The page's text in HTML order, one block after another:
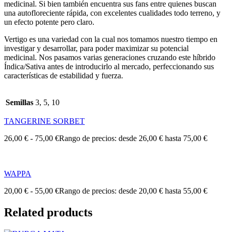
medicinal. Si bien también encuentra sus fans entre quienes buscan
una autofloreciente rápida, con excelentes cualidades todo terreno, y
un efecto potente pero claro.
Vertigo es una variedad con la cual nos tomamos nuestro tiempo en
investigar y desarrollar, para poder maximizar su potencial
medicinal. Nos pasamos varias generaciones cruzando este híbrido
Índica/Sativa antes de introducirlo al mercado, perfeccionando sus
características de estabilidad y fuerza.
Semillas 3, 5, 10
TANGERINE SORBET
26,00 € - 75,00 €Rango de precios: desde 26,00 € hasta 75,00 €
WAPPA
20,00 € - 55,00 €Rango de precios: desde 20,00 € hasta 55,00 €
Related products